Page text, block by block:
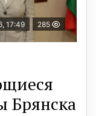
17:49 285
Брянска